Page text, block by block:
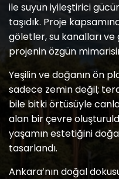
ile suyun iyileştirici
taşıdık. Proje
göletler, su kanalları
projenin özgün
Yeşilin ve doğanın ön
sadece zemin değil;
bile bitki örtüsüyle
alan bir çevre
yaşamın estetiğini
tasarlandı.
Ankara’nın doğal